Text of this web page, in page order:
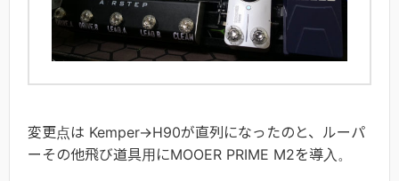
変更点は Kemper→H90が直列になったのと、ルーパ
ーその他飛び道具用にMOOER PRIME M2を導入。